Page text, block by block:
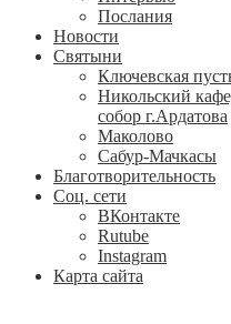
Послания
Новости
Святыни
Ключевская
Никольский
собор г.Ардатова
Маколово
Сабур-Мачкасы
Благотворительность
Соц. сети
ВКонтакте
Rutube
Instagram
Карта сайта